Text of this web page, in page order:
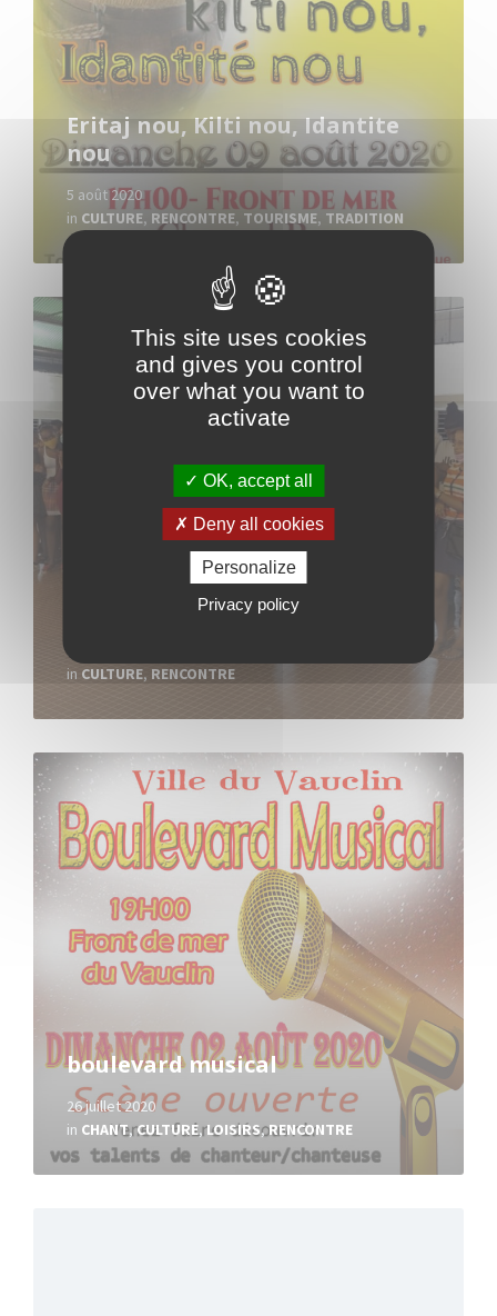
Eritaj nou, Kilti nou, Idantite
nou
5 août 2020
in CULTURE, RENCONTRE, TOURISME, TRADITION
Réception des Lauréats
29 juillet 2020
in CULTURE, RENCONTRE
Read
More
boulevard musical
26 juillet 2020
in CHANT,CULTURE,LOISIRS,RENCONTRE
Read
More
This site uses cookies
and gives you control
over what you want to
activate
OK, accept all
Deny all cookies
Personalize
Privacy policy